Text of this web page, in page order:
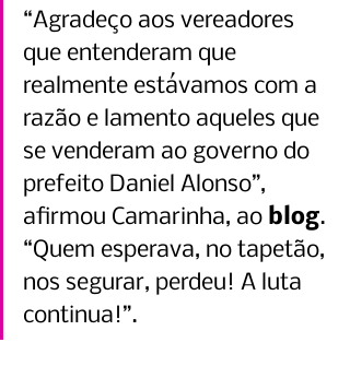
“Agradeço aos vereadores
que entenderam que
realmente estávamos com a
razão e lamento aqueles que
se venderam ao governo do
prefeito Daniel Alonso”,
afirmou Camarinha, ao blog.
“Quem esperava, no tapetão,
nos segurar, perdeu! A luta
continua!”.